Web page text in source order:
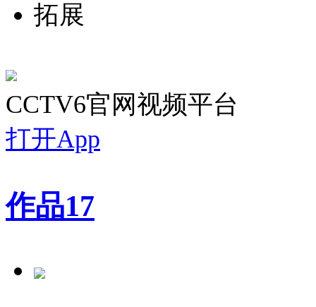
拓展
CCTV6官网视频平台
打开App
作品17